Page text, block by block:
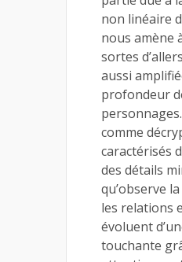
non linéaire
nous amène
sortes
aussi
profondeur
comme
caractérisés
des détails
qu’observe
les relations
évoluent
touchante